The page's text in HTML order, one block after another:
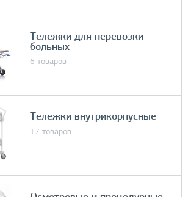
Тележки для перевозки
больных
6 товаров
Тележки внутрикорпусные
17 товаров